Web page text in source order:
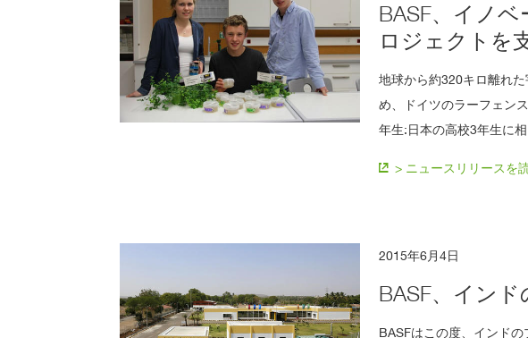
す
大
登
録
の
案
内
BASF、イノ
ロジェクトを
地球から約320キロ離れ
め、ドイツのラーフェン
年生:日本の高校3年生に
> ニュースリリースを
2015年6月4日
BASF、イン
BASFはこの度、インド